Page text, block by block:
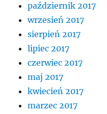
październik 2017
wrzesień 2017
sierpień 2017
lipiec 2017
czerwiec 2017
maj 2017
kwiecień 2017
marzec 2017